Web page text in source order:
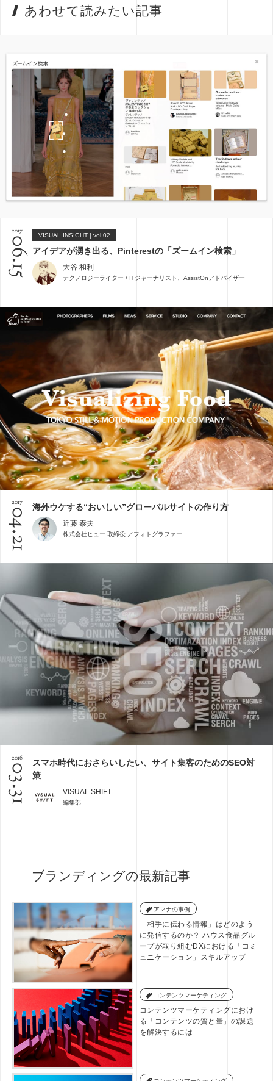
あわせて読みたい記事
2017
06.15
VISUAL INSIGHT | vol.02
アイデアが湧き出る、Pinterestの「ズームイン検索」
大谷 和利
テクノロジーライター / ITジャーナリスト、AssistOnアドバイザー
2017
04.21海外ウケする“おいしい”グローバルサイトの作り方
近藤 泰夫
株式会社ヒュー 取締役 ／フォトグラファー
2016
03.31スマホ時代におさらいしたい、サイト集客のためのSEO対
策
VISUAL SHIFT
編集部
ブランディングの最新記事
アマナの事例
「相手に伝わる情報」はどのよう
に発信するのか？ ハウス食品グル
ープが取り組むDXにおける「コミ
ュニケーション」スキルアップ
コンテンツマーケティング
コンテンツマーケティングにおけ
る「コンテンツの質と量」の課題
を解決するには